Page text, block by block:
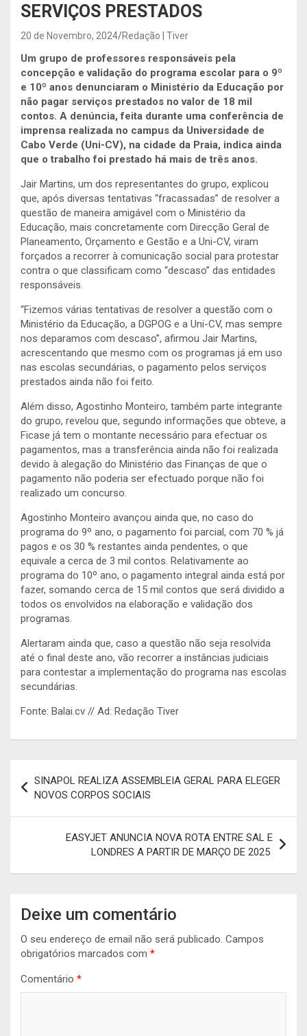
SERVIÇOS PRESTADOS
20 de Novembro, 2024 Redação | Tiver
Um grupo de professores responsáveis pela
concepção e validação do programa escolar para o 9º
e 10º anos denunciaram o Ministério da Educação por
não pagar serviços prestados no valor de 18 mil
contos. A denúncia, feita durante uma conferência de
imprensa realizada no campus da Universidade de
Cabo Verde (Uni-CV), na cidade da Praia, indica ainda
que o trabalho foi prestado há mais de três anos.
Jair Martins, um dos representantes do grupo, explicou
que, após diversas tentativas “fracassadas” de resolver a
questão de maneira amigável com o Ministério da
Educação, mais concretamente com Direcção Geral de
Planeamento, Orçamento e Gestão e a Uni-CV, viram
forçados a recorrer à comunicação social para protestar
contra o que classificam como “descaso” das entidades
responsáveis.
“Fizemos várias tentativas de resolver a questão com o
Ministério da Educação, a DGPOG e a Uni-CV, mas sempre
nos deparamos com descaso”, afirmou Jair Martins,
acrescentando que mesmo com os programas já em uso
nas escolas secundárias, o pagamento pelos serviços
prestados ainda não foi feito.
Além disso, Agostinho Monteiro, também parte integrante
do grupo, revelou que, segundo informações que obteve, a
Ficase já tem o montante necessário para efectuar os
pagamentos, mas a transferência ainda não foi realizada
devido à alegação do Ministério das Finanças de que o
pagamento não poderia ser efectuado porque não foi
realizado um concurso.
Agostinho Monteiro avançou ainda que, no caso do
programa do 9º ano, o pagamento foi parcial, com 70 % já
pagos e os 30 % restantes ainda pendentes, o que
equivale a cerca de 3 mil contos. Relativamente ao
programa do 10º ano, o pagamento integral ainda está por
fazer, somando cerca de 15 mil contos que será dividido a
todos os envolvidos na elaboração e validação dos
programas.
Alertaram ainda que, caso a questão não seja resolvida
até o final deste ano, vão recorrer a instâncias judiciais
para contestar a implementação do programa nas escolas
secundárias.
Fonte: Balai.cv // Ad: Redação Tiver
de
artigos
SINAPOL REALIZA ASSEMBLEIA GERAL PARA ELEGER
NOVOS CORPOS SOCIAIS
EASYJET ANUNCIA NOVA ROTA ENTRE SAL E
LONDRES A PARTIR DE MARÇO DE 2025
Deixe um comentário
O seu endereço de email não será publicado. Campos
obrigatórios marcados com *
Comentário *